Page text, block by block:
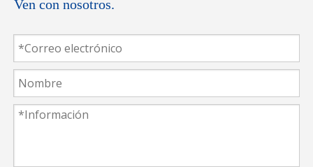
Dispositivo de recortadora de
subprocesos automáticos para una
máquina de agujas múltiples
recortador para
sobrelock
Ven con nosotros.